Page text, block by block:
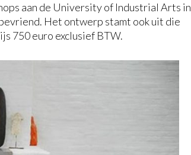
aan de University of Industrial Arts in
Het ontwerp stamt ook uit die
750 euro exclusief BTW.